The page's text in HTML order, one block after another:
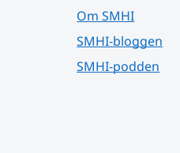
Om SMHI
SMHI-bloggen
SMHI-podden